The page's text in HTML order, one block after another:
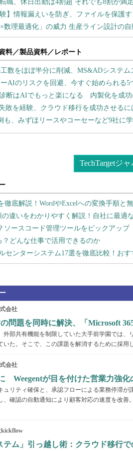
料／製品資料／レポート
数をほぼ半分に削減、MS&ADシステ
AIのリスクを回避、今すぐ始められる5
断はAIでもっと楽になる 内製化を成
敗を経験、クラウド移行を成功させる
も、みずほリースやコーセーなど9社に
TechTargetジ
徹底解説！WordやExcelへの変換手順と
の違いをわかりやすく解説！自社に最適
ソースコード管理ツールをピックアップ
？どんな仕事で活用できるのか
センターシステム17選を徹底比較！お
会社
問題を同時に解決、「Microsoft
外部共有機能を制限していた大手前学園では
いた。そこで、この課題を解消するために採用
会社
Weegentが目を付けた営業力強化
ュリティ確保と、承認フローによる業務停滞が
、確認の自動通知により顧客対応の速度を改善
kickflow
テム」引っ越し術：クラウド移行